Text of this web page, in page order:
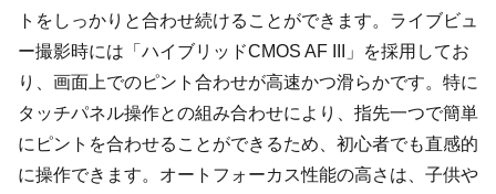
トをしっかりと合わせ続けることができます。ライブビュ
ー撮影時には「ハイブリッドCMOS AF III」を採用してお
り、画面上でのピント合わせが高速かつ滑らかです。特に
タッチパネル操作との組み合わせにより、指先一つで簡単
にピントを合わせることができるため、初心者でも直感的
に操作できます。オートフォーカス性能の高さは、子供や